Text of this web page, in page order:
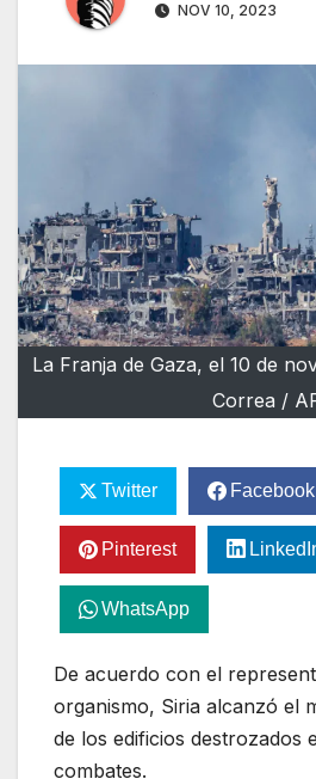
NOV 10, 2023
La Franja de Gaza, el 10 de
Correa /
Twitter Facebook
Pinterest
WhatsApp
De acuerdo con el
organismo, Siria alcanzó el
de los edificios destrozados
combates.